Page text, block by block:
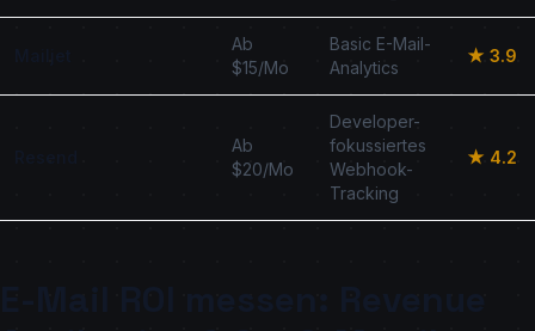
Ab
$15/Mo
Basic E-Mail-
Analytics
★ 3.9
Ab
$20/Mo
Developer-
fokussiertes
Webhook-
Tracking
★ 4.2